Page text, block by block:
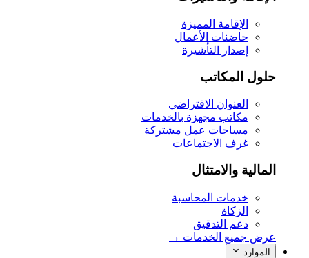
الإقامة المميزة
حاضنات الأعمال
إصدار التأشيرة
حلول المكاتب
العنوان الافتراضي
مكاتب مجهزة بالخدمات
مساحات عمل مشتركة
غرف الاجتماعات
المالية والامتثال
خدمات المحاسبة
الزكاة
دعم التدقيق
عرض جميع الخدمات →
الموارد